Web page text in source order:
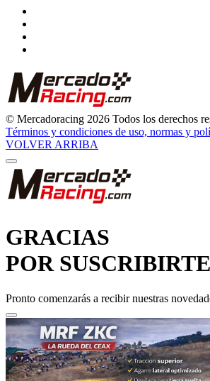
© Mercadoracing 2026 Todos los derechos
Términos y condiciones de uso, normas y
VOLVER ARRIBA
GRACIAS
POR SUSCRIBIRTE
Pronto comenzarás a recibir nuestras